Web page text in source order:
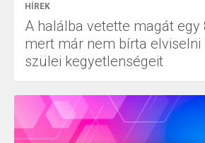
HÍREK
A halálba vetette magát egy
mert már nem bírta elviselni
szülei kegyetlenségeit